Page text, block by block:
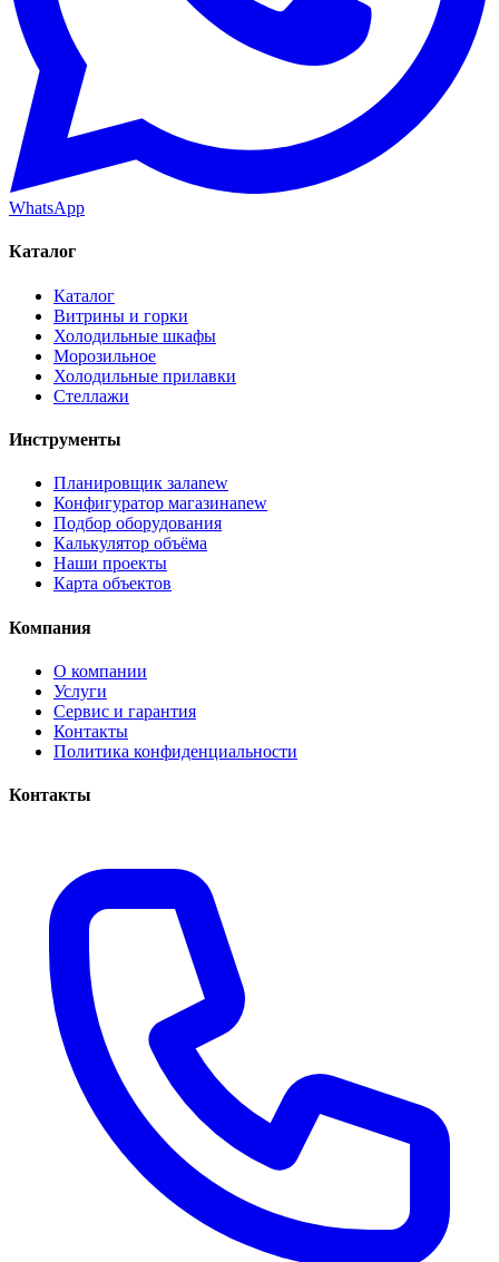
WhatsApp
Каталог
Каталог
Витрины и горки
Холодильные шкафы
Морозильное
Холодильные прилавки
Стеллажи
Инструменты
Планировщик залаnew
Конфигуратор магазинаnew
Подбор оборудования
Калькулятор объёма
Наши проекты
Карта объектов
Компания
О компании
Услуги
Сервис и гарантия
Контакты
Политика конфиденциальности
Контакты